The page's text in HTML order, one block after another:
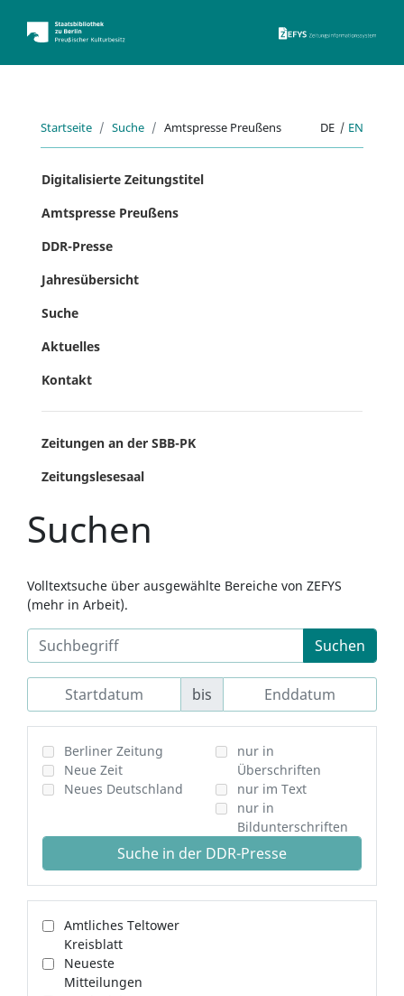
Startseite Suche Amtspresse Preußens DE | EN
Digitalisierte Zeitungstitel
Amtspresse Preußens
DDR-Presse
Jahresübersicht
Suche
Aktuelles
Kontakt
Zeitungen an der SBB-PK
Zeitungslesesaal
Suchen
Volltextsuche über ausgewählte Bereiche von ZEFYS
(mehr in Arbeit).
Suchen
bis
Berliner Zeitung
Neue Zeit
Neues Deutschland
nur in
Überschriften
nur im Text
nur in
Bildunterschriften
Suche in der DDR-Presse
Amtliches Teltower
Kreisblatt
Neueste
Mitteilungen